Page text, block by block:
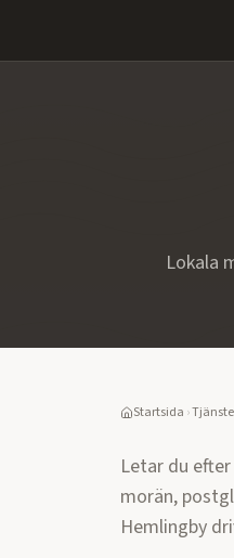
Lokala
Startsida ›
Letar du
morän,
Hemlingby